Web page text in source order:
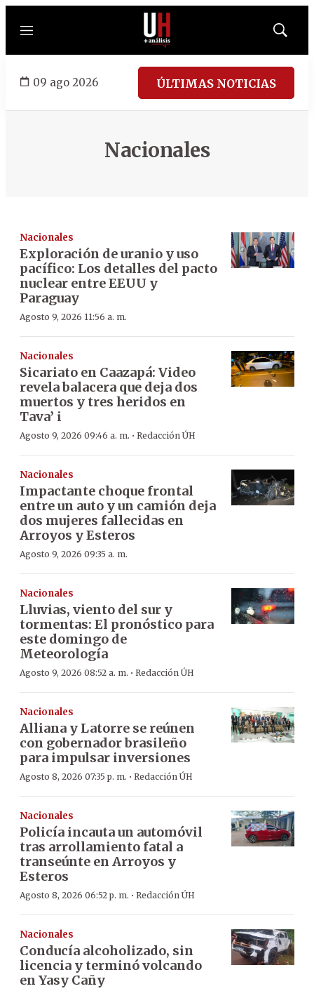
Menú
Mostrar
09 ago 2026 ÚLTIMAS NOTICIAS
Nacionales
Nacionales
Exploración de uranio y uso
pacífico: Los detalles del pacto
nuclear entre EEUU y
Paraguay
Agosto 9, 2026 11:56 a. m.
Nacionales
Sicariato en Caazapá: Video
revela balacera que deja dos
muertos y tres heridos en
Tava’ i
Agosto 9, 2026 09:46 a. m. · Redacción ÚH
Nacionales
Impactante choque frontal
entre un auto y un camión deja
dos mujeres fallecidas en
Arroyos y Esteros
Agosto 9, 2026 09:35 a. m.
Nacionales
Lluvias, viento del sur y
tormentas: El pronóstico para
este domingo de
Meteorología
Agosto 9, 2026 08:52 a. m. · Redacción ÚH
Nacionales
Alliana y Latorre se reúnen
con gobernador brasileño
para impulsar inversiones
Agosto 8, 2026 07:35 p. m. · Redacción ÚH
Nacionales
Policía incauta un automóvil
tras arrollamiento fatal a
transeúnte en Arroyos y
Esteros
Agosto 8, 2026 06:52 p. m. · Redacción ÚH
Nacionales
Conducía alcoholizado, sin
licencia y terminó volcando
en Yasy Cañy